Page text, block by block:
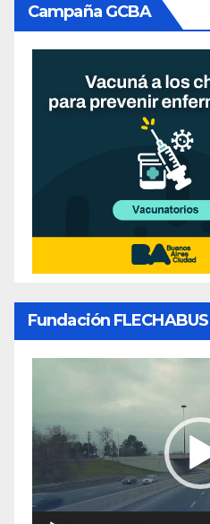
Campaña GCBA
Fundación FLECHABUS
video